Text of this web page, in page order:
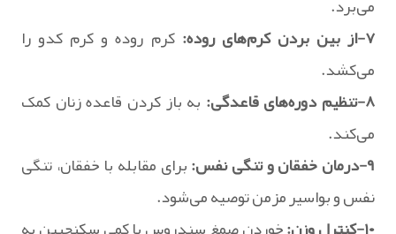
۷-از بین بردن کرم‌های روده:
کرم روده و کرم کدو را
می‌کشد.
۸-تنظیم دوره‌های قاعدگی:
به باز کردن قاعده زنان کمک
می‌کند.
۹-درمان خفقان و تنگی نفس:
برای مقابله با خفقان، تنگی
نفس و بواسیر مزمن توصیه می‌شود.